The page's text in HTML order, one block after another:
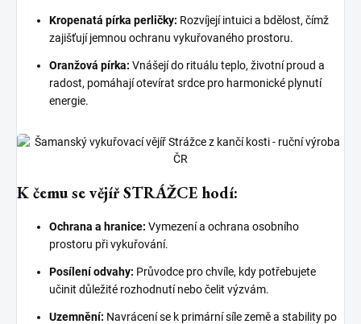
Kropenatá pírka perličky: Rozvíjejí intuici a bdělost, čímž
zajišťují jemnou ochranu vykuřovaného prostoru.
Oranžová pírka: Vnášejí do rituálu teplo, životní proud a
radost, pomáhají otevírat srdce pro harmonické plynutí
energie.
K čemu se vějíř STRÁŽCE hodí:
Ochrana a hranice: Vymezení a ochrana osobního
prostoru při vykuřování.
Posílení odvahy: Průvodce pro chvíle, kdy potřebujete
učinit důležité rozhodnutí nebo čelit výzvám.
Uzemnění: Navrácení se k primární síle země a stability po